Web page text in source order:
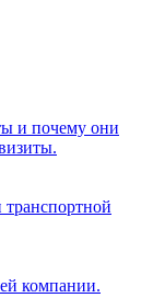
и почему они
компании.